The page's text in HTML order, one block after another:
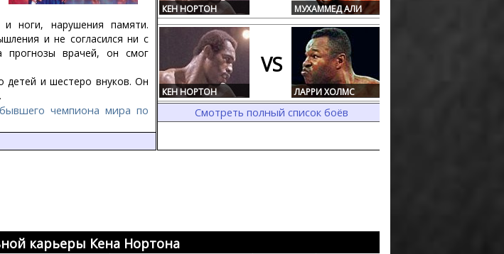
и ноги, нарушения памяти.
и не согласился ни с
прогнозы врачей, он смог
детей и шестеро внуков. Он
чемпиона мира по
КЕН НОРТОН МУХАММЕД АЛИ
КЕН НОРТОН
VS
ЛАРРИ ХОЛМС
Смотреть полный список боёв
карьеры Кена Нортона